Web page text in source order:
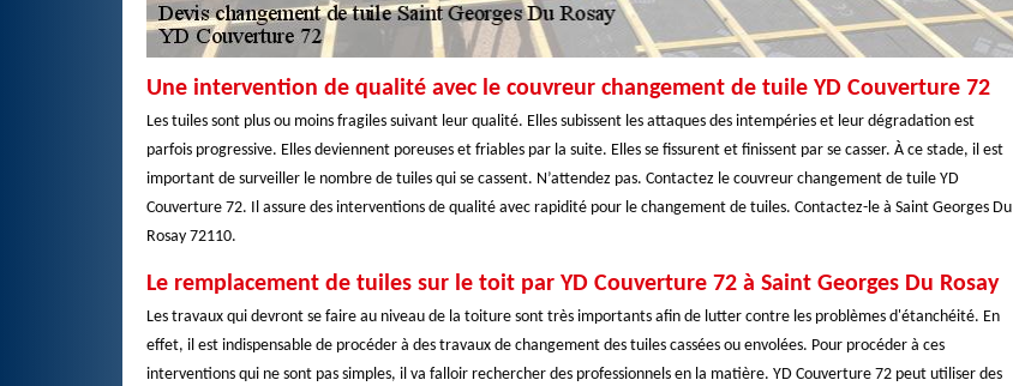
Une intervention de qualité avec le couvreur changement de tuile YD Couverture 72
Les tuiles sont plus ou moins fragiles suivant leur qualité. Elles subissent les attaques des intempéries et leur dégradation est
parfois progressive. Elles deviennent poreuses et friables par la suite. Elles se fissurent et finissent par se casser. À ce stade, il est
important de surveiller le nombre de tuiles qui se cassent. N’attendez pas. Contactez le couvreur changement de tuile YD
Couverture 72. Il assure des interventions de qualité avec rapidité pour le changement de tuiles. Contactez-le à Saint Georges Du
Rosay 72110.
Le remplacement de tuiles sur le toit par YD Couverture 72 à Saint Georges Du Rosay
Les travaux qui devront se faire au niveau de la toiture sont très importants afin de lutter contre les problèmes d'étanchéité. En
effet, il est indispensable de procéder à des travaux de changement des tuiles cassées ou envolées. Pour procéder à ces
interventions qui ne sont pas simples, il va falloir rechercher des professionnels en la matière. YD Couverture 72 peut utiliser des